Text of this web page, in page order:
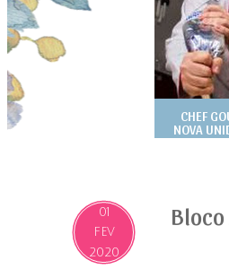
CHEF
NOVA
01
FEV
2020